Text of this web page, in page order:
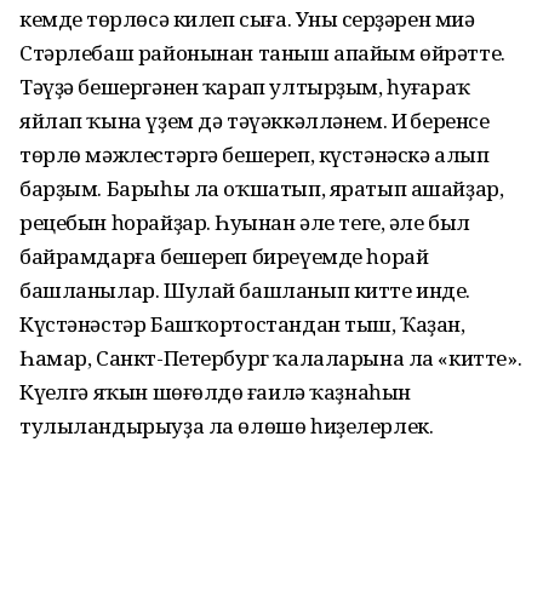
кемдең төрлөсә килеп сыға. Уның серҙәрен миңә
Стәрлебаш районынан таныш апайым өйрәтте.
Тәүҙә бешергәнен ҡарап ултырҙым, һуңғараҡ
яйлап ҡына үҙем дә тәүәккәлләнем. Иң беренсе
төрлө мәжлестәргә бешереп, күстәнәскә алып
барҙым. Барыһы ла оҡшатып, яратып ашайҙар,
рецебын һорайҙар. Һуңынан әле теге, әле был
байрамдарға бешереп биреүемде һорай
башланылар. Шулай башланып китте инде.
Күстәнәстәр Башҡортостандан тыш, Ҡаҙан,
Һамар, Санкт-Петербург ҡалаларына ла «китте».
Күңелгә яҡын шөғөлдөң ғаилә ҡаҙнаһын
тулыландырыуҙа ла өлөшө һиҙелерлек.